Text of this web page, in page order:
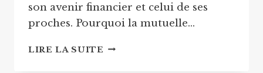
son avenir financier et celui de ses
proches. Pourquoi la mutuelle…
LIRE LA SUITE COMMENT